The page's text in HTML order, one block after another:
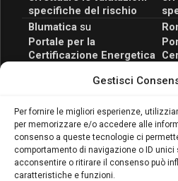
Gestisci
Per fornire le migliori esperienze,
per memorizzare e/o accedere alle
consenso a queste tecnologie ci
comportamento di navigazione o ID unici
acconsentire o ritirare il consenso può
caratteristiche e funzioni.
specifiche del rischio
Blumaticasu
Portale per la
Certificazione Energetica
scopri il Corso Blumatica
Blumaticasu
Coordinatore della
Sicurezza: cosa è
richiesto per abilitazione
e aggiornamento